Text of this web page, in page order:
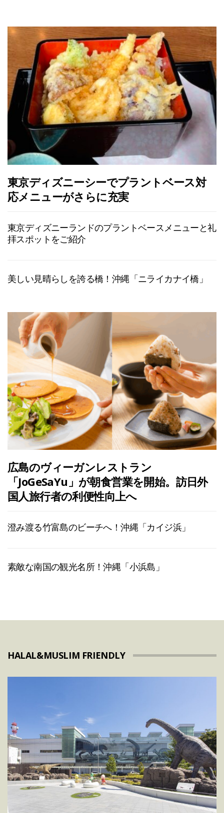
東京ディズニーシーでプラントベース対
応メニューがさらに充実
東京ディズニーランドのプラントベースメニューと礼
拝スポットをご紹介
美しい見晴らしを誇る橋！沖縄「ニライカナイ橋」
広島のヴィーガンレストラン
「JoGeSaYu」が朝食営業を開始。訪日外
国人旅行者の利便性向上へ
澄み渡る竹富島のビーチへ！沖縄「カイジ浜」
素敵な南国の観光名所！沖縄「小浜島」
HALAL&MUSLIM FRIENDLY